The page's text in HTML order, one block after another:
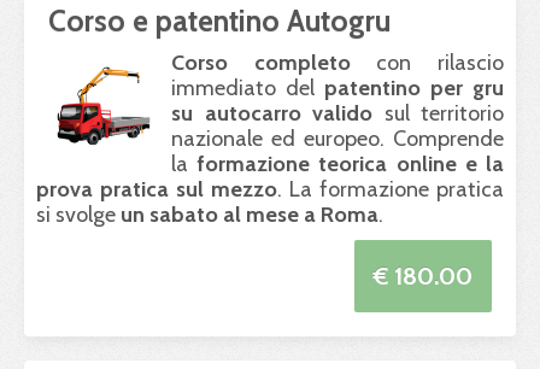
Corso e patentino Autogru
Corso completocon rilascio
immediato del patentino per gru
su autocarro valido sul territorio
nazionale ed europeo. Comprende
laformazione teorica online e la
prova pratica sul mezzo. La formazione pratica
si svolge un sabato al mese a Roma.
€ 180.00